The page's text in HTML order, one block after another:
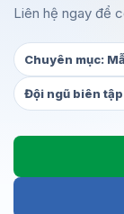
Liên hệ ngay để
Chuyên mục:
Đội ngũ biên